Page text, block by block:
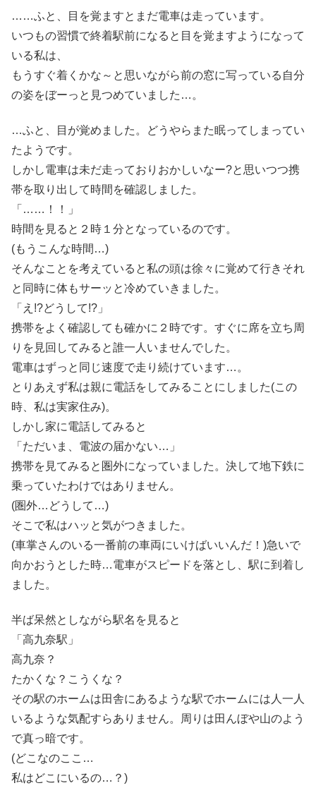
……ふと、目を覚ますとまだ電車は走っています。
いつもの習慣で終着駅前になると目を覚ますようになって
いる私は、
もうすぐ着くかな～と思いながら前の窓に写っている自分
の姿をぼーっと見つめていました…。
…ふと、目が覚めました。どうやらまた眠ってしまってい
たようです。
しかし電車は未だ走っておりおかしいなー?と思いつつ携
帯を取り出して時間を確認しました。
「……！！」
時間を見ると２時１分となっているのです。
(もうこんな時間…)
そんなことを考えていると私の頭は徐々に覚めて行きそれ
と同時に体もサーッと冷めていきました。
「え!?どうして!?」
携帯をよく確認しても確かに２時です。すぐに席を立ち周
りを見回してみると誰一人いませんでした。
電車はずっと同じ速度で走り続けています…。
とりあえず私は親に電話をしてみることにしました(この
時、私は実家住み)。
しかし家に電話してみると
「ただいま、電波の届かない…」
携帯を見てみると圏外になっていました。決して地下鉄に
乗っていたわけではありません。
(圏外…どうして…)
そこで私はハッと気がつきました。
(車掌さんのいる一番前の車両にいけばいいんだ！)急いで
向かおうとした時…電車がスピードを落とし、駅に到着し
ました。
半ば呆然としながら駅名を見ると
「高九奈駅」
高九奈？
たかくな？こうくな？
その駅のホームは田舎にあるような駅でホームには人一人
いるような気配すらありません。周りは田んぼや山のよう
で真っ暗です。
(どこなのここ…
私はどこにいるの…？)